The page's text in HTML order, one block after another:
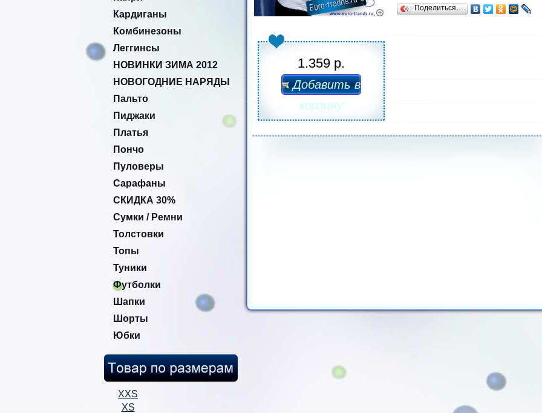
Кардиганы
Комбинезоны
Леггинсы
НОВИНКИ ЗИМА 2012
НОВОГОДНИЕ НАРЯДЫ
Пальто
Пиджаки
Платья
Пончо
Пуловеры
Сарафаны
СКИДКА 30%
Сумки / Ремни
Толстовки
Топы
Туники
Футболки
Шапки
Шорты
Юбки
XXS
XS
1.359 р.
Добавить в
корзину
Поделиться…